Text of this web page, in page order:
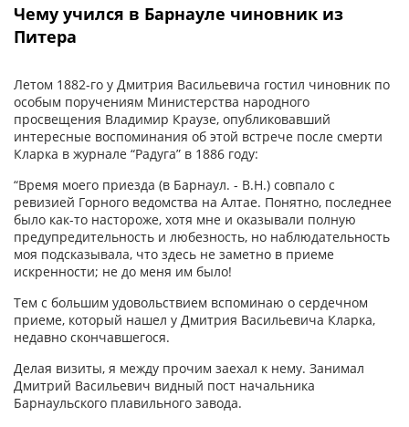
Чему учился в Барнауле чиновник из
Питера
Летом 1882-го у Дмитрия Васильевича гостил чиновник по
особым поручениям Министерства народного
просвещения Владимир Краузе, опубликовавший
интересные воспоминания об этой встрече после смерти
Кларка в журнале “Радуга” в 1886 году:
“Время моего приезда (в Барнаул. - В.Н.) совпало с
ревизией Горного ведомства на Алтае. Понятно, последнее
было как-то настороже, хотя мне и оказывали полную
предупредительность и любезность, но наблюдательность
моя подсказывала, что здесь не заметно в приеме
искренности; не до меня им было!
Тем с большим удовольствием вспоминаю о сердечном
приеме, который нашел у Дмитрия Васильевича Кларка,
недавно скончавшегося.
Делая визиты, я между прочим заехал к нему. Занимал
Дмитрий Васильевич видный пост начальника
Барнаульского плавильного завода.